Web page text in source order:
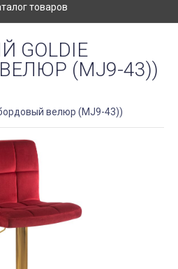
товаров
GOLDIE
(MJ9-43))
велюр (MJ9-43))